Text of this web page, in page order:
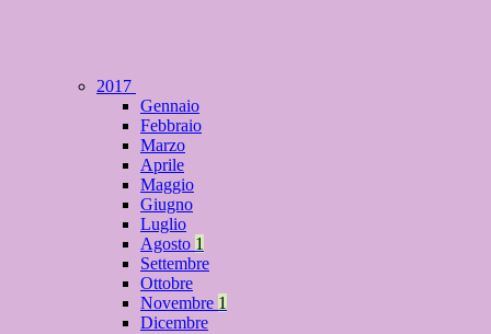
2017
Gennaio
Febbraio
Marzo
Aprile
Maggio
Giugno
Luglio
Agosto 1
Settembre
Ottobre
Novembre 1
Dicembre